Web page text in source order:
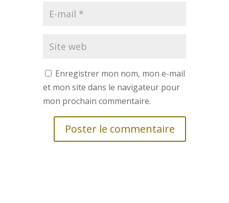
Enregistrer mon nom, mon e-mail
et mon site dans le navigateur pour
mon prochain commentaire.